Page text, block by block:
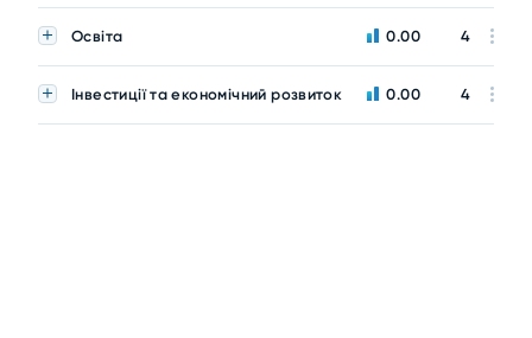
Освіта 0.00 4
Інвестиції та економічний розвиток 0.00 4